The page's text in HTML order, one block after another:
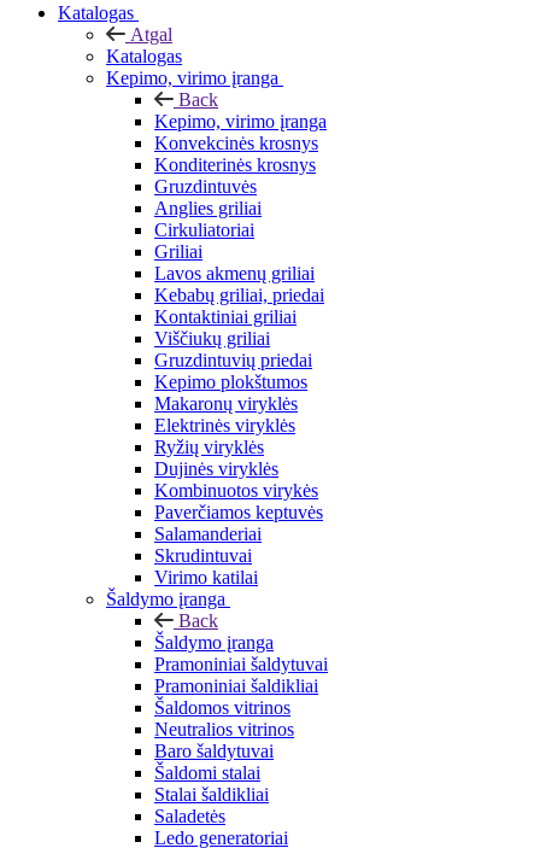
Katalogas
Atgal
Katalogas
Kepimo, virimo įranga
Back
Kepimo, virimo įranga
Konvekcinės krosnys
Konditerinės krosnys
Gruzdintuvės
Anglies griliai
Cirkuliatoriai
Griliai
Lavos akmenų griliai
Kebabų griliai, priedai
Kontaktiniai griliai
Viščiukų griliai
Gruzdintuvių priedai
Kepimo plokštumos
Makaronų viryklės
Elektrinės viryklės
Ryžių viryklės
Dujinės viryklės
Kombinuotos virykės
Paverčiamos keptuvės
Salamanderiai
Skrudintuvai
Virimo katilai
Šaldymo įranga
Back
Šaldymo įranga
Pramoniniai šaldytuvai
Pramoniniai šaldikliai
Šaldomos vitrinos
Neutralios vitrinos
Baro šaldytuvai
Šaldomi stalai
Stalai šaldikliai
Saladetės
Ledo generatoriai